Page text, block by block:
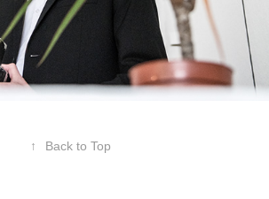
↑ Back to Top